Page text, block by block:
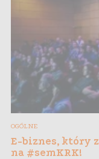
OGÓLNE
E-biznes, który
na #semKRK!